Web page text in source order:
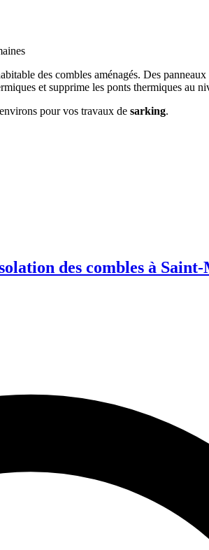
des combles aménagés. Des
et supprime les ponts thermiques au
pour vos travaux de sarking.
des combles à